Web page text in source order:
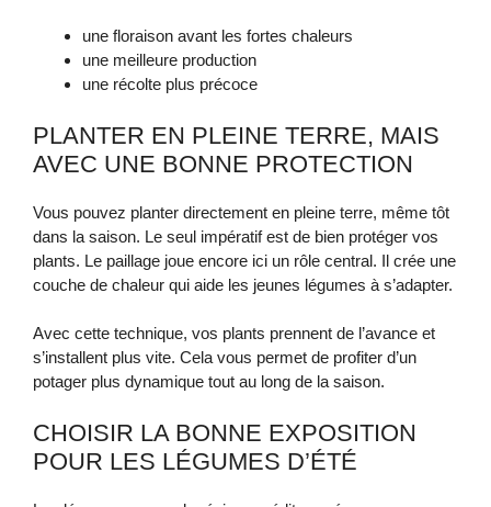
une floraison avant les fortes chaleurs
une meilleure production
une récolte plus précoce
PLANTER EN PLEINE TERRE, MAIS
AVEC UNE BONNE PROTECTION
Vous pouvez planter directement en pleine terre, même tôt
dans la saison. Le seul impératif est de bien protéger vos
plants. Le paillage joue encore ici un rôle central. Il crée une
couche de chaleur qui aide les jeunes légumes à s’adapter.
Avec cette technique, vos plants prennent de l’avance et
s’installent plus vite. Cela vous permet de profiter d’un
potager plus dynamique tout au long de la saison.
CHOISIR LA BONNE EXPOSITION
POUR LES LÉGUMES D’ÉTÉ